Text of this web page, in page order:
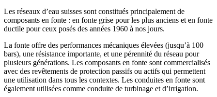
Les réseaux d’eau suisses sont constitués principalement de
composants en fonte : en fonte grise pour les plus anciens et en fonte
ductile pour ceux posés des années 1960 à nos jours.
La fonte offre des performances mécaniques élevées (jusqu’à 100
bars), une résistance importante, et une pérennité du réseau pour
plusieurs générations. Les composants en fonte sont commercialisés
avec des revêtements de protection passifs ou actifs qui permettent
une utilisation dans tous les contextes. Les conduites en fonte sont
également utilisées comme conduite de turbinage et d’irrigation.